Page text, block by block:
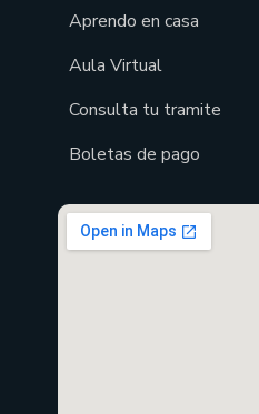
Aprendo en casa
Aula Virtual
Consulta tu tramite
Boletas de pago